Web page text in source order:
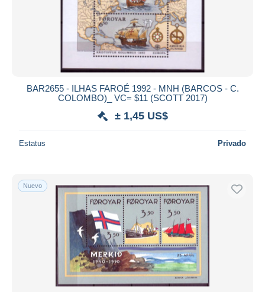
BAR2655 - ILHAS FAROÉ 1992 - MNH (BARCOS - C.
COLOMBO)_ VC= $11 (SCOTT 2017)
± 1,45 US$
Estatus Privado
Nuevo